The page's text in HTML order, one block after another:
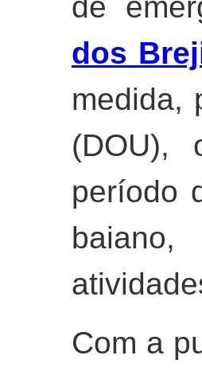
de
dos
medida,
(DOU),
período
Com a